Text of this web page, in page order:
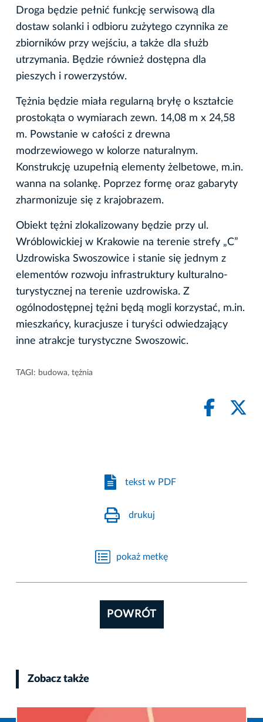
Droga będzie pełnić funkcję serwisową dla
dostaw solanki i odbioru zużytego czynnika ze
zbiorników przy wejściu, a także dla służb
utrzymania. Będzie również dostępna dla
pieszych i rowerzystów.
Tężnia będzie miała regularną bryłę o kształcie
prostokąta o wymiarach zewn. 14,08 m x 24,58
m. Powstanie w całości z drewna
modrzewiowego w kolorze naturalnym.
Konstrukcję uzupełnią elementy żelbetowe, m.in.
wanna na solankę. Poprzez formę oraz gabaryty
zharmonizuje się z krajobrazem.
Obiekt tężni zlokalizowany będzie przy ul.
Wróblowickiej w Krakowie na terenie strefy „C”
Uzdrowiska Swoszowice i stanie się jednym z
elementów rozwoju infrastruktury kulturalno-
turystycznej na terenie uzdrowiska. Z
ogólnodostępnej tężni będą mogli korzystać, m.in.
mieszkańcy, kuracjusze i turyści odwiedzający
inne atrakcje turystyczne Swoszowic.
TAGI: budowa, tężnia
tekst w PDF
drukuj
pokaż metkę
POWRÓT
Zobacz także